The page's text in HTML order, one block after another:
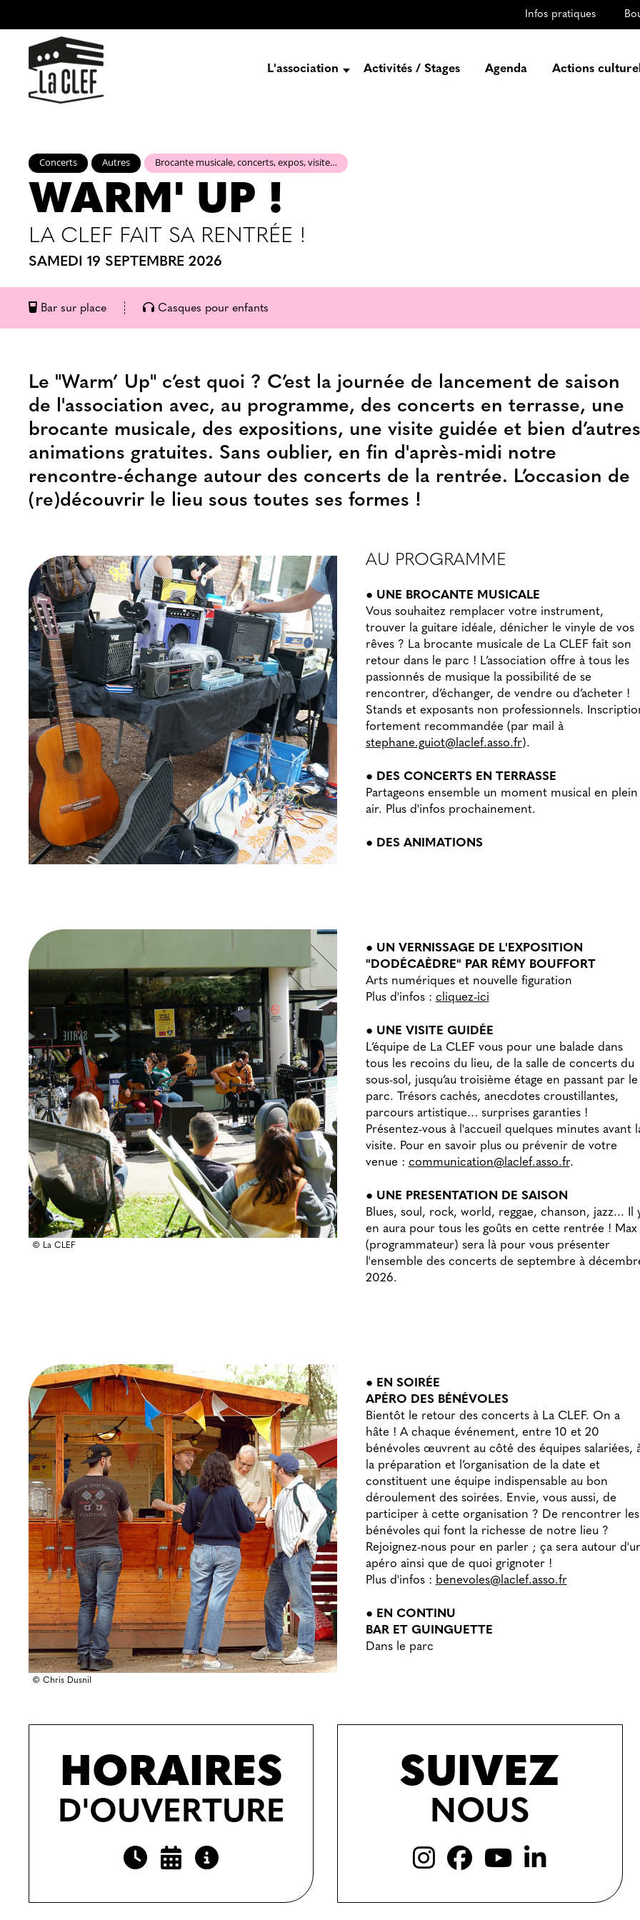
Infos pratiques
L'association
Équipe
Activités / Stages Agenda Actions
Concerts Autres Brocante musicale, concerts, expos, visite…
WARM' UP !
LA CLEF FAIT SA RENTRÉE !
SAMEDI 19 SEPTEMBRE 2026
Bar sur place Casques pour enfants
Le "Warm’ Up" c’est quoi ? C’est la journée de lancement de saison
de l'association avec, au programme, des concerts en terrasse, une
brocante musicale, des expositions, une visite guidée et bien d’autres
animations gratuites. Sans oublier, en fin d'après-midi notre
rencontre-échange autour des concerts de la rentrée. L’occasion de
(re)découvrir le lieu sous toutes ses formes !
AU PROGRAMME
● UNE BROCANTE MUSICALE
Vous souhaitez remplacer votre instrument,
trouver la guitare idéale, dénicher le vinyle de vos
rêves ? La brocante musicale de La CLEF fait son
retour dans le parc ! L’association offre à tous les
passionnés de musique la possibilité de se
rencontrer, d’échanger, de vendre ou d’acheter !
Stands et exposants non professionnels.
fortement recommandée (par mail à
stephane.guiot@laclef.asso.fr).
● DES CONCERTS EN TERRASSE
Partageons ensemble un moment musical en plein
air. Plus d'infos prochainement.
● DES ANIMATIONS
© La CLEF
● UN VERNISSAGE DE L'EXPOSITION
"DODÉCAÈDRE" PAR RÉMY BOUFFORT
Arts numériques et nouvelle figuration
Plus d'infos : cliquez-ici
● UNE VISITE GUIDÉE
L’équipe de La CLEF vous pour une balade dans
tous les recoins du lieu, de la salle de concerts du
sous-sol, jusqu’au troisième étage en passant par le
parc. Trésors cachés, anecdotes croustillantes,
parcours artistique… surprises garanties !
Présentez-vous à l'accueil quelques minutes avant
visite. Pour en savoir plus ou prévenir de votre
venue : communication@laclef.asso.fr.
● UNE PRESENTATION DE SAISON
Blues, soul, rock, world, reggae, chanson, jazz... Il
en aura pour tous les goûts en cette rentrée ! Max
(programmateur) sera là pour vous présenter
l'ensemble des concerts de septembre à
2026.
© Chris Dusnil
● EN SOIRÉE
APÉRO DES BÉNÉVOLES
Bientôt le retour des concerts à La CLEF. On a
hâte ! A chaque événement, entre 10 et 20
bénévoles œuvrent au côté des équipes salariées,
la préparation et l’organisation de la date et
constituent une équipe indispensable au bon
déroulement des soirées. Envie, vous aussi, de
participer à cette organisation ? De rencontrer les
bénévoles qui font la richesse de notre lieu ?
Rejoignez-nous pour en parler ; ça sera autour
apéro ainsi que de quoi grignoter !
Plus d'infos : benevoles@laclef.asso.fr
● EN CONTINU
BAR ET GUINGUETTE
Dans le parc
HORAIRES
D'OUVERTURE
SUIVEZ
NOUS